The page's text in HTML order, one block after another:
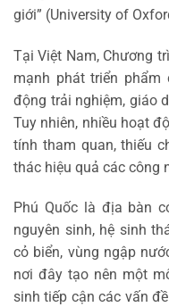
giới” (University of
Tại Việt Nam, Chương
mạnh phát triển
động trải nghiệm, giáo
Tuy nhiên, nhiều hoạt
tính tham quan, thiếu
thác hiệu quả các công
Phú Quốc là địa bàn
nguyên sinh, hệ sinh
cỏ biển, vùng ngập
nơi đây tạo nên một
sinh tiếp cận các vấn